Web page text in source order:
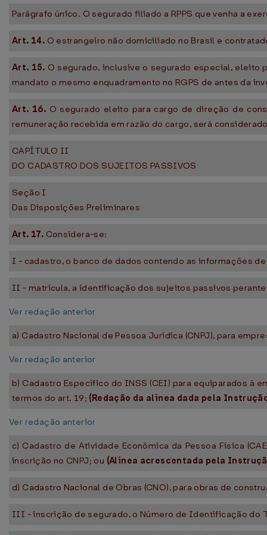
Parágrafo único. O segurado filiado a RPPS que venha a
Art. 14. O estrangeiro não domiciliado no Brasil e
Art. 15. O segurado, inclusive o segurado especial,
mandato o mesmo enquadramento no RGPS de antes da
Art. 16. O segurado eleito para cargo de direção de
remuneração recebida em razão do cargo, será
CAPÍTULO II
DO CADASTRO DOS SUJEITOS PASSIVOS
Seção I
Das Disposições Preliminares
Art. 17. Considera-se:
I - cadastro, o banco de dados contendo as informações
II - matrícula, a identificação dos sujeitos passivos
Ver redação anterior
a) Cadastro Nacional de Pessoa Jurídica (CNPJ), para
Ver redação anterior
b) Cadastro Específico do INSS (CEI) para equiparados à
termos do art. 19; (Redação da alínea dada pela
Ver redação anterior
c) Cadastro de Atividade Econômica da Pessoa Física
inscrição no CNPJ; ou (Alínea acrescentada pela
d) Cadastro Nacional de Obras (CNO), para obras de
III - inscrição de segurado, o Número de Identificação do